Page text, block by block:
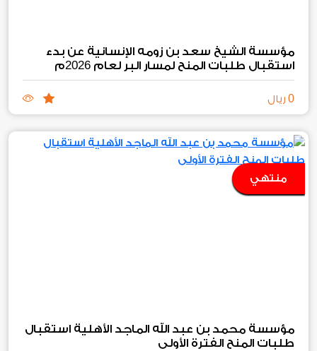
مؤسسة الشيخ سعد بن زومه الإنسانية عن بدء
استقبال طلبات المنح لمسار البر لعام 2026م
0 ريال
منتهي
مؤسسة محمد بن عبد الله الماجد الأهلية استقبال
طلبات المنح الفترة الأولى